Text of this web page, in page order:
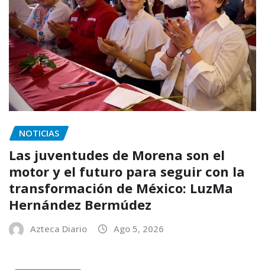
NOTICIAS
Las juventudes de Morena son el
motor y el futuro para seguir con la
transformación de México: LuzMa
Hernández Bermúdez
Azteca Diario Ago 5, 2026